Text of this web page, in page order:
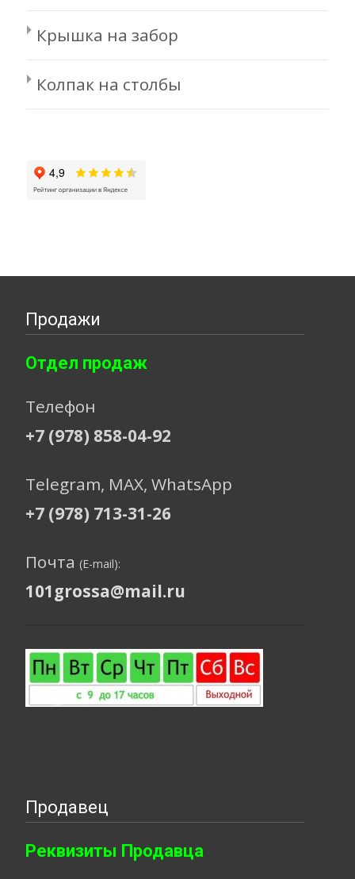
Крышка на забор
Колпак на столбы
Продажи
Отдел продаж
Телефон
+7 (978) 858-04-92
Telegram, МАХ, WhatsApp
+7 (978) 713-31-26
Почта (E-mail):
101grossa@mail.ru
Продавец
Реквизиты Продавца